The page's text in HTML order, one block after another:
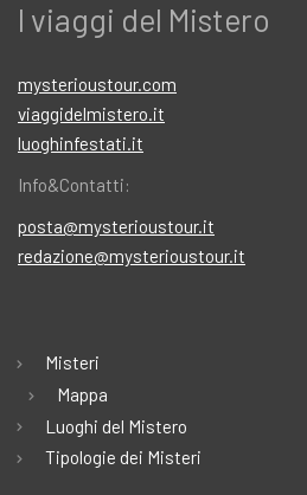
I viaggi del Mistero
mysterioustour.com
viaggidelmistero.it
luoghinfestati.it
Info&Contatti:
posta@mysterioustour.it
redazione@mysterioustour.it
Misteri
Mappa
Luoghi del Mistero
Tipologie dei Misteri